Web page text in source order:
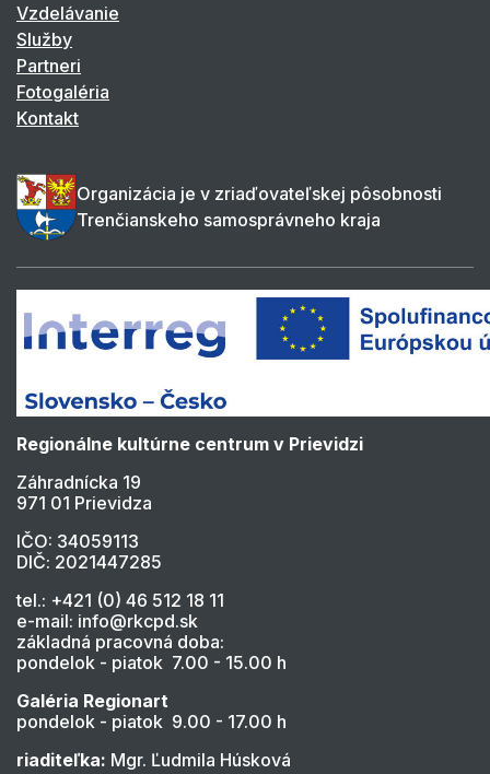
Vzdelávanie
Služby
Partneri
Fotogaléria
Kontakt
Organizácia je v zriaďovateľskej pôsobnosti
Trenčianskeho samosprávneho kraja
Regionálne kultúrne centrum v Prievidzi
Záhradnícka 19
971 01 Prievidza
IČO: 34059113
DIČ: 2021447285
tel.: +421 (0) 46 512 18 11
e-mail: info@rkcpd.sk
základná pracovná doba:
pondelok - piatok 7.00 - 15.00 h
Galéria Regionart
pondelok - piatok 9.00 - 17.00 h
riaditeľka: Mgr. Ľudmila Húsková